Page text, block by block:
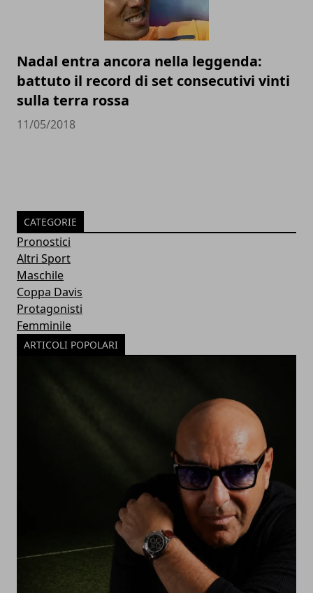
Nadal entra ancora nella leggenda:
battuto il record di set consecutivi vinti
sulla terra rossa
11/05/2018
CATEGORIE
Pronostici
Altri Sport
Maschile
Coppa Davis
Protagonisti
Femminile
ARTICOLI POPOLARI